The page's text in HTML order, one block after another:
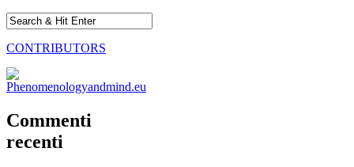
CONTRIBUTORS
Commenti
recenti